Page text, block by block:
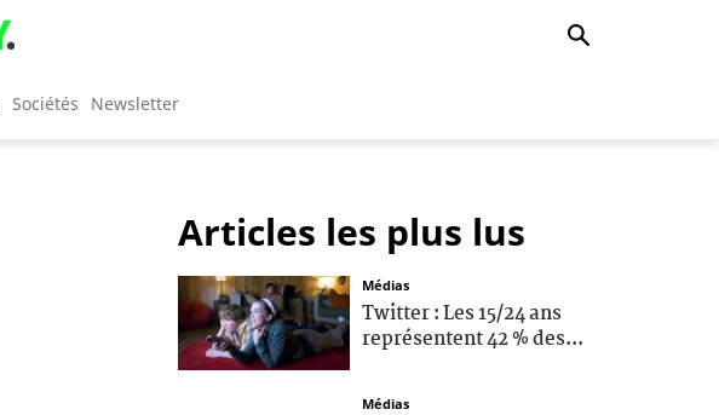
Sociétés Newsletter
Articles les plus lus
Médias
Twitter : Les 15/24 ans
représentent 42 % des...
Médias